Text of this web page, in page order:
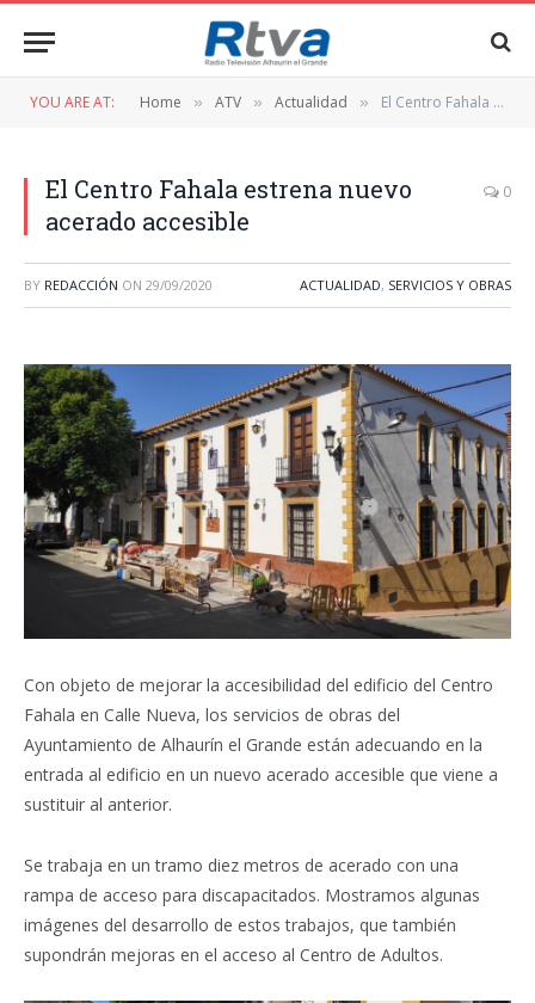
YOU ARE AT: Home » ATV » Actualidad » El Centro Fahala estrena nuevo acerado accesible
El Centro Fahala estrena nuevo
acerado accesible
0
BY REDACCIÓN ON 29/09/2020 ACTUALIDAD, SERVICIOS Y OBRAS
Con objeto de mejorar la accesibilidad del edificio del Centro
Fahala en Calle Nueva, los servicios de obras del
Ayuntamiento de Alhaurín el Grande están adecuando en la
entrada al edificio en un nuevo acerado accesible que viene a
sustituir al anterior.
Se trabaja en un tramo diez metros de acerado con una
rampa de acceso para discapacitados. Mostramos algunas
imágenes del desarrollo de estos trabajos, que también
supondrán mejoras en el acceso al Centro de Adultos.